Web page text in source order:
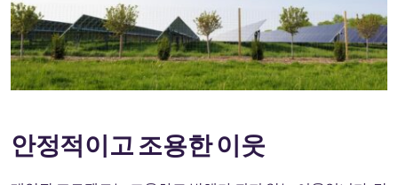
안정적이고 조용한 이웃